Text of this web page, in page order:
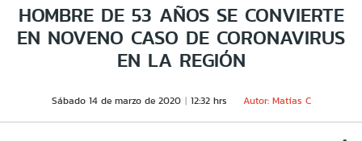
HOMBRE DE 53 AÑOS SE CONVIERTE
EN NOVENO CASO DE CORONAVIRUS
EN LA REGIÓN
Sábado 14 de marzo de 2020 12:32 hrs Autor: Matías C